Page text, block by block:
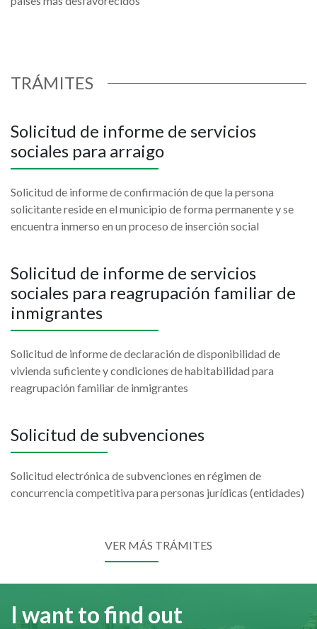
TRÁMITES
Solicitud de informe de servicios
sociales para arraigo
Solicitud de informe de confirmación de que la persona
solicitante reside en el municipio de forma permanente y se
encuentra inmerso en un proceso de inserción social
Solicitud de informe de servicios
sociales para reagrupación familiar de
inmigrantes
Solicitud de informe de declaración de disponibilidad de
vivienda suficiente y condiciones de habitabilidad para
reagrupación familiar de inmigrantes
Solicitud de subvenciones
Solicitud electrónica de subvenciones en régimen de
concurrencia competitiva para personas jurídicas (entidades)
VER MÁS TRÁMITES
I want to find out